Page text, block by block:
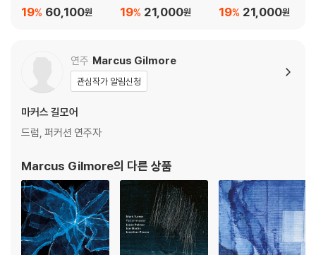
eward Bound [LP]
60,100원
19%
- The News
21,000원
19%
Is The Dream
21,000원
19%
연주 Marcus Gilmore
관심작가 알림신청
마커스 길모어
드럼, 퍼커션 연주자
Marcus Gilmore의 다른 상품